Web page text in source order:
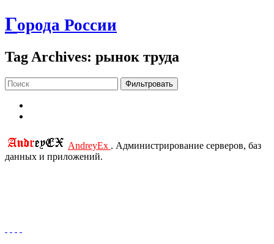
Города России
Tag Archives: рынок труда
Фильтровать
AndreyEx . Администрирование серверов, баз
данных и приложений.